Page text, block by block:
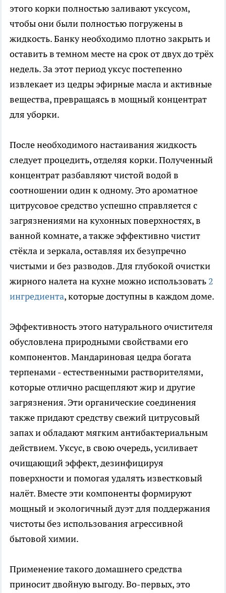
этого корки полностью заливают уксусом,
чтобы они были полностью погружены в
жидкость. Банку необходимо плотно закрыть и
оставить в темном месте на срок от двух до трёх
недель. За этот период уксус постепенно
извлекает из цедры эфирные масла и активные
вещества, превращаясь в мощный концентрат
для уборки.
После необходимого настаивания жидкость
следует процедить, отделяя корки. Полученный
концентрат разбавляют чистой водой в
соотношении один к одному. Это ароматное
цитрусовое средство успешно справляется с
загрязнениями на кухонных поверхностях, в
ванной комнате, а также эффективно чистит
стёкла и зеркала, оставляя их безупречно
чистыми и без разводов. Для глубокой очистки
жирного налета на кухне можно использовать 2
ингредиента, которые доступны в каждом доме.
Эффективность этого натурального очистителя
обусловлена природными свойствами его
компонентов. Мандариновая цедра богата
терпенами - естественными растворителями,
которые отлично расщепляют жир и другие
загрязнения. Эти органические соединения
также придают средству свежий цитрусовый
запах и обладают мягким антибактериальным
действием. Уксус, в свою очередь, усиливает
очищающий эффект, дезинфицируя
поверхности и помогая удалять известковый
налёт. Вместе эти компоненты формируют
мощный и экологичный дуэт для поддержания
чистоты без использования агрессивной
бытовой химии.
Применение такого домашнего средства
приносит двойную выгоду. Во-первых, это